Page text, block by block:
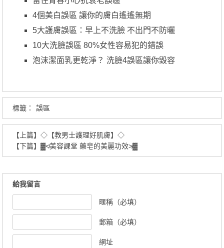
4個美白誤區 讓你的膚白遙遙無期
5大護膚誤區：早上不洗臉 不出門不防曬
10大洗臉誤區 80%女性容易犯的錯誤
泡沫潔面乳更乾淨？ 洗臉4誤區讓你毀容
標籤： 誤區
【上篇】
◇【教男士護理好肌膚】◇
【下篇】▓≮美容課堂 藥皂的美麗功效≯▓
給我留言
暱稱（必填）
郵箱（必填）
網址